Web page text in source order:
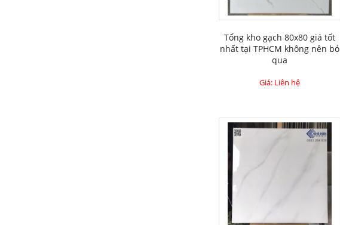
Tổng kho gạch 80x80 giá tốt
nhất tại TPHCM không nên bỏ
qua
Giá: Liên hệ